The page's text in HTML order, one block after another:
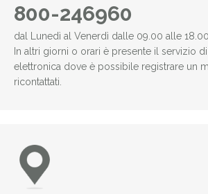
800-246960
dal Lunedì al Venerdì dalle 09.00 alle
In altri giorni o orari è presente il servizio
elettronica dove è possibile registrare un
ricontattati.